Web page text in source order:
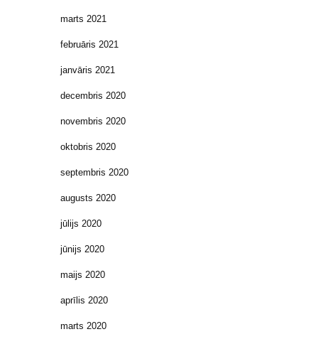
marts 2021
februāris 2021
janvāris 2021
decembris 2020
novembris 2020
oktobris 2020
septembris 2020
augusts 2020
jūlijs 2020
jūnijs 2020
maijs 2020
aprīlis 2020
marts 2020